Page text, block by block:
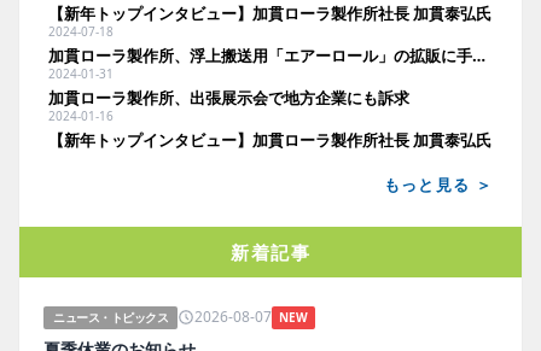
【新年トップインタビュー】加貫ローラ製作所社長 加貫泰弘氏
2024-07-18
加貫ローラ製作所、浮上搬送用「エアーロール」の拡販に手応え
2024-01-31
加貫ローラ製作所、出張展示会で地方企業にも訴求
2024-01-16
【新年トップインタビュー】加貫ローラ製作所社長 加貫泰弘氏
もっと見る ＞
新着記事
ニュース・トピックス 2026-08-07 NEW